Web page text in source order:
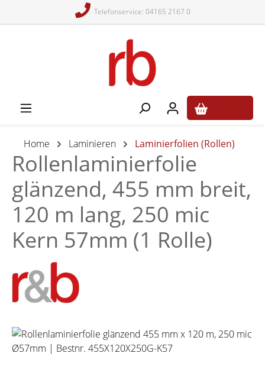
Telefonservice: 04165 2167 0
Home Laminieren Laminierfolien (Rollen)
Rollenlaminierfolie
glänzend, 455 mm breit,
120 m lang, 250 mic
Kern 57mm (1 Rolle)
Bildergalerie überspringen